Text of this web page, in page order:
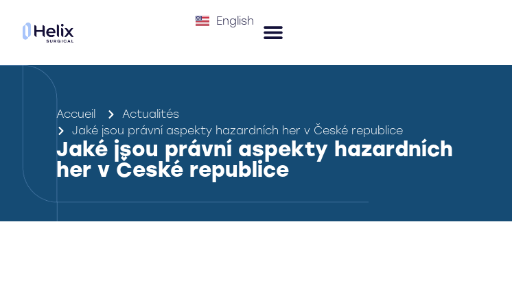
English
Accueil
Actualités
Jaké jsou právní aspekty hazardních her v České republice
Jaké jsou právní aspekty hazardních
her v České republice